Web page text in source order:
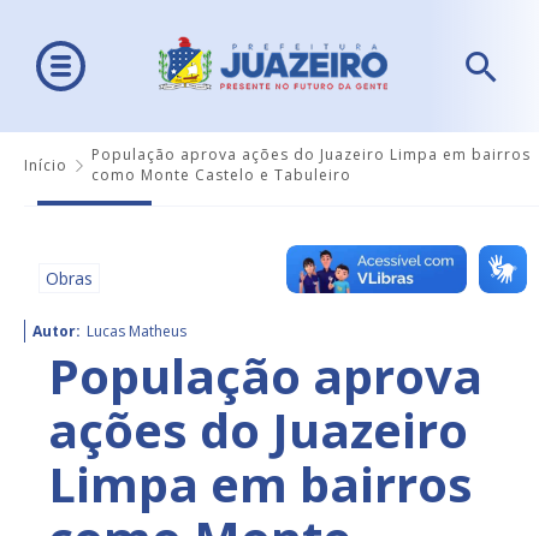
Início
População aprova ações do Juazeiro Limpa em bairros
como Monte Castelo e Tabuleiro
Obras
Autor: Lucas Matheus
População aprova
ações do Juazeiro
Limpa em bairros